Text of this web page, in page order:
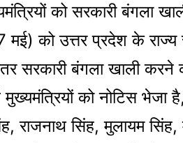
को सरकारी बंगला
मई) को उत्तर प्रदेश के राज्य
सरकारी बंगला खाली करने
को नोटिस भेजा
राजनाथ सिंह, मुलायम